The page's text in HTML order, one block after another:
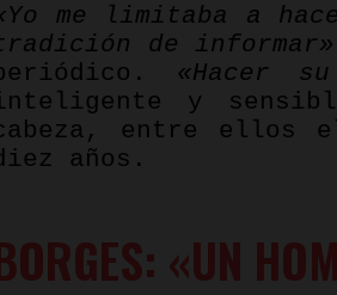
Yo me limitaba a
de informar»
«Hacer
y
entre ellos
años.
«UN